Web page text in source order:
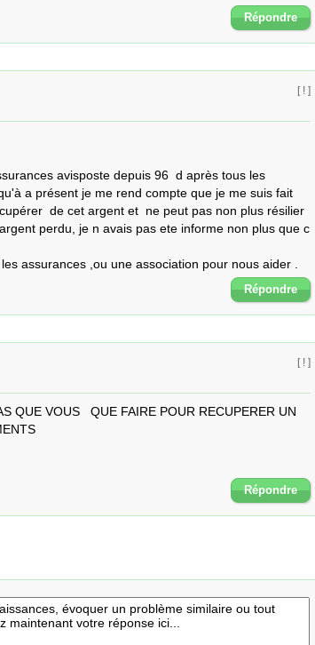
Répondre
[ ! ]
avisposte depuis 96  d après tous les
a présent je me rend compte que je me suis fait
de cet argent et  ne peut pas non plus résilier
perdu, je n avais pas ete informe non plus que c
assurances ,ou une association pour nous aider .
Répondre
[ ! ]
QUE VOUS   QUE FAIRE POUR RECUPERER UN
Répondre